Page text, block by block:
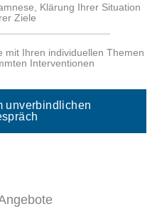
Klärung Ihrer Situation
Ziele
mit Ihren individuellen Themen
Interventionen
unverbindlichen